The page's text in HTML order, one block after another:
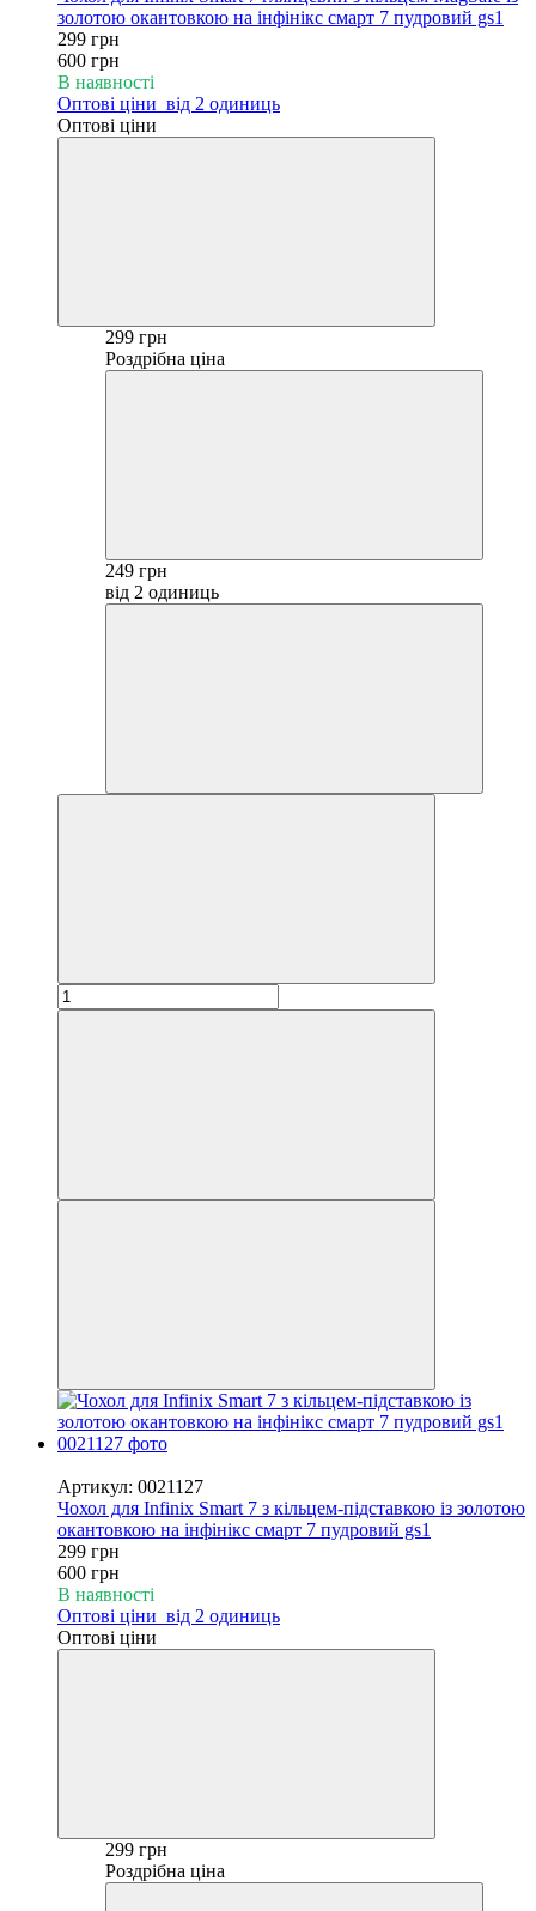
золотою окантовкою на інфінікс смарт 7 пудровий gs1
299 грн
600 грн
В наявності
Оптові ціни від 2 одиниць
Оптові ціни
299 грн
Роздрібна ціна
249 грн
від 2 одиниць
Артикул: 0021127
Чохол для Infinix Smart 7 з кільцем-підставкою із золотою
окантовкою на інфінікс смарт 7 пудровий gs1
299 грн
600 грн
В наявності
Оптові ціни від 2 одиниць
Оптові ціни
299 грн
Роздрібна ціна